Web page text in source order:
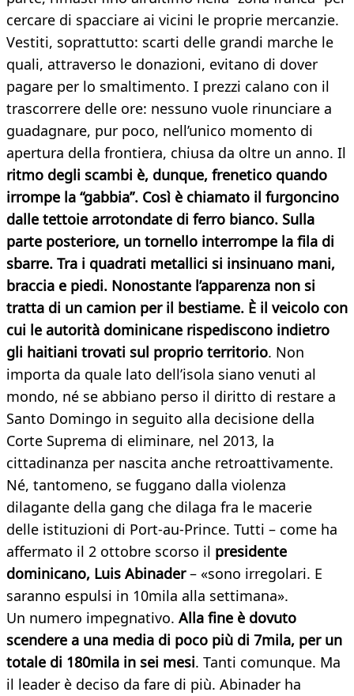
cercare di spacciare ai vicini le proprie mercanzie.
Vestiti, soprattutto: scarti delle grandi marche le
quali, attraverso le donazioni, evitano di dover
pagare per lo smaltimento. I prezzi calano con il
trascorrere delle ore: nessuno vuole rinunciare a
guadagnare, pur poco, nell’unico momento di
apertura della frontiera, chiusa da oltre un anno. Il
ritmo degli scambi è, dunque, frenetico quando
irrompe la “gabbia”. Così è chiamato il furgoncino
dalle tettoie arrotondate di ferro bianco. Sulla
parte posteriore, un tornello interrompe la fila di
sbarre. Tra i quadrati metallici si insinuano mani,
braccia e piedi. Nonostante l’apparenza non si
tratta di un camion per il bestiame. È il veicolo con
cui le autorità dominicane rispediscono indietro
gli haitiani trovati sul proprio territorio. Non
importa da quale lato dell’isola siano venuti al
mondo, né se abbiano perso il diritto di restare a
Santo Domingo in seguito alla decisione della
Corte Suprema di eliminare, nel 2013, la
cittadinanza per nascita anche retroattivamente.
Né, tantomeno, se fuggano dalla violenza
dilagante della gang che dilaga fra le macerie
delle istituzioni di Port-au-Prince. Tutti – come ha
affermato il 2 ottobre scorso il presidente
dominicano, Luis Abinader– «sono irregolari. E
saranno espulsi in 10mila alla settimana».
Un numero impegnativo. Alla fine è dovuto
scendere a una media di poco più di 7mila, per un
totale di 180mila in sei mesi. Tanti comunque. Ma
il leader è deciso da fare di più. Abinader ha